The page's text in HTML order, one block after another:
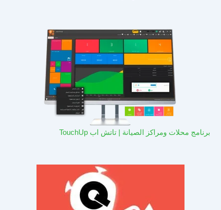
برنامج محلات ومراكز الصيانة | تاتش اب TouchUp